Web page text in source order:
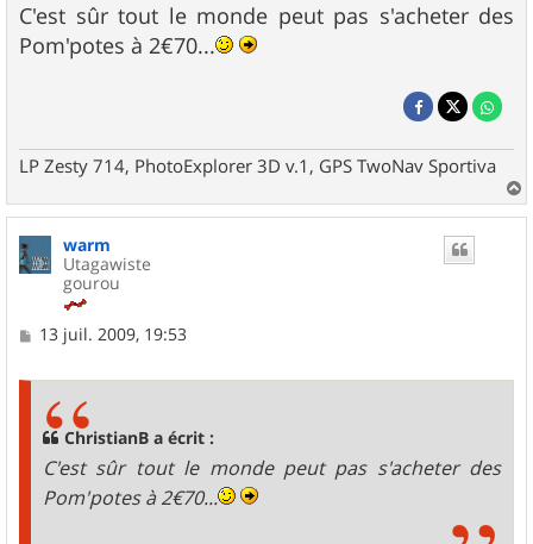
s
s
a
C'est sûr tout le monde peut pas s'acheter des
Pom'potes à 2€70...
LP Zesty 714, PhotoExplorer 3D v.1, GPS TwoNav Sportiva
a
warm
Utagawiste
gourou
M13 juil. 2009, 19:53
ChristianB a écrit :
C'est sûr tout le monde peut pas s'acheter des
Pom'potes à 2€70...